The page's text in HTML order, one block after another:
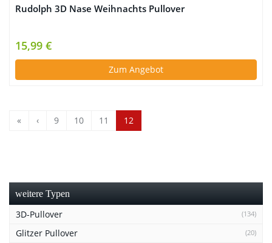
Rudolph 3D Nase Weihnachts Pullover
15,99 €
Zum Angebot
« ‹ 9 10 11 12
weitere Typen
3D-Pullover (134)
Glitzer Pullover (20)